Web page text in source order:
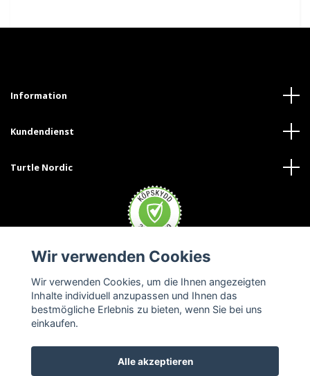
Information
Kundendienst
Turtle Nordic
Wir verwenden Cookies
Wir verwenden Cookies, um die Ihnen angezeigten
Inhalte individuell anzupassen und Ihnen das
bestmögliche Erlebnis zu bieten, wenn Sie bei uns
einkaufen.
Alle akzeptieren